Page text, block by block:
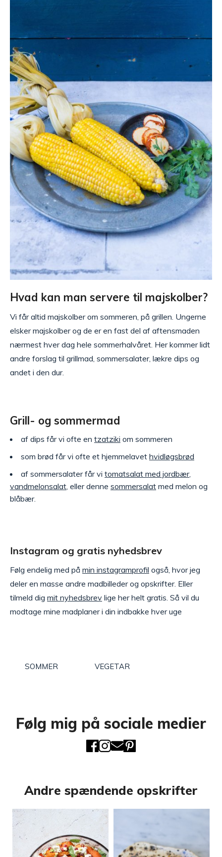
Hvad kan man servere til majskolber?
Vi får altid majskolber om sommeren, på grillen. Ungerne
elsker majskolber og de er en fast del af aftensmaden
nærmest hver dag hele sommerhalvåret. Her kommer lidt
andre forslag til grillmad, sommersalater, lækre dips og
andet i den dur.
Grill- og sommermad
af dips får vi ofte en tzatziki om sommeren
som brød får vi ofte et hjemmelavet hvidløgsbrød
af sommersalater får vi tomatsalat med jordbær,
vandmelonsalat , eller denne sommersalat med melon og
blåbær.
Instagram og gratis nyhedsbrev
Følg endelig med på min instagramprofil også, hvor jeg
deler en masse andre madbilleder og opskrifter. Eller
tilmeld dig mit nyhedsbrev lige her helt gratis. Så vil du
modtage mine madplaner i din indbakke hver uge
SOMMER VEGETAR
Følg mig på sociale medier
Andre spændende opskrifter